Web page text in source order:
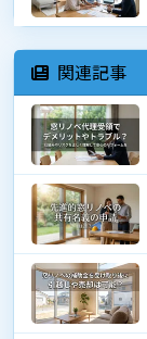
関連記事